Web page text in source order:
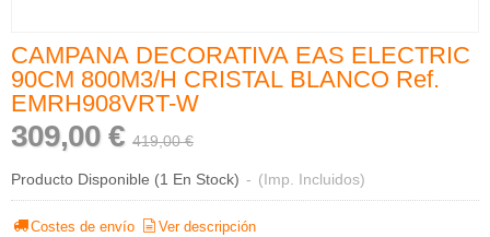
CAMPANA DECORATIVA EAS ELECTRIC
90CM 800M3/H CRISTAL BLANCO Ref.
EMRH908VRT-W
309,00 € 419,00 €
Producto Disponible (1 En Stock) - (Imp. Incluidos)
Costes de envío Ver descripción